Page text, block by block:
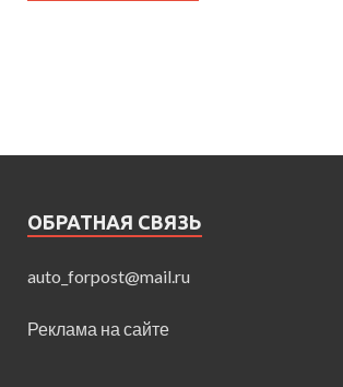
ОБРАТНАЯ СВЯЗЬ
auto_forpost@mail.ru
Реклама на сайте